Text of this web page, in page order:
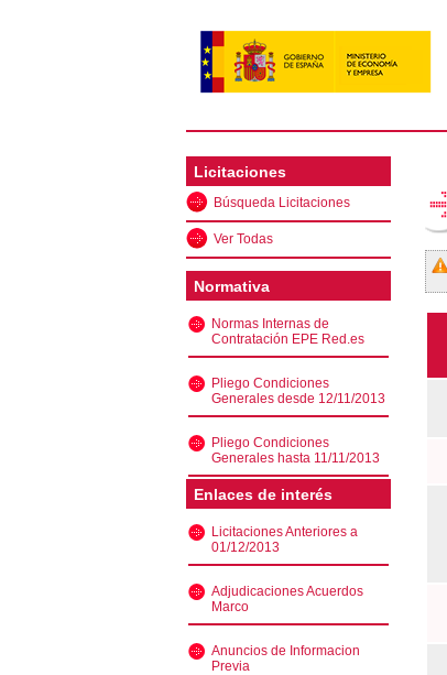
Licitaciones
Búsqueda Licitaciones
Ver Todas
Normativa
Normas Internas de
Contratación EPE Red.es
Pliego Condiciones
Generales desde 12/11/2013
Pliego Condiciones
Generales hasta 11/11/2013
Enlaces de interés
Licitaciones Anteriores a
01/12/2013
Adjudicaciones Acuerdos
Marco
Anuncios de Informacion
Previa